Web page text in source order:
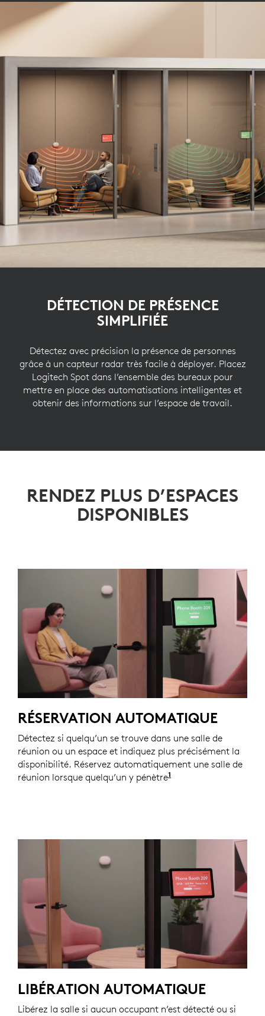
DÉTECTION DE PRÉSENCE
SIMPLIFIÉE
Détectez avec précision la présence de personnes
grâce à un capteur radar très facile à déployer. Placez
Logitech Spot dans l’ensemble des bureaux pour
mettre en place des automatisations intelligentes et
obtenir des informations sur l’espace de travail.
RENDEZ PLUS D’ESPACES
DISPONIBLES
RÉSERVATION AUTOMATIQUE
Détectez si quelqu’un se trouve dans une salle de
réunion ou un espace et indiquez plus précisément la
disponibilité. Réservez automatiquement une salle de
réunion lorsque quelqu’un y pénètre1
LIBÉRATION AUTOMATIQUE
Libérez la salle si aucun occupant n’est détecté ou si